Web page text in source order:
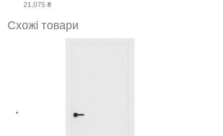
21,075 ₴
Схожі товари